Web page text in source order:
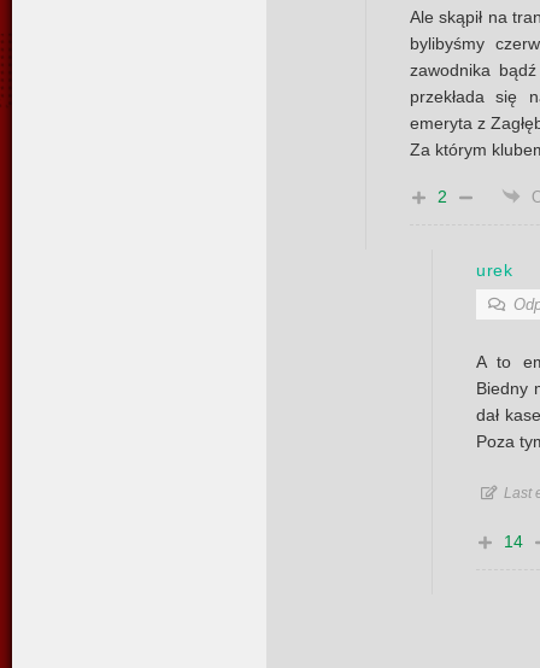
Ale skąpił na
bylibyśmy
zawodnika
przekłada się
emeryta z
Za którym
2
urek
A to
Biedny
dał
Poza
Last
14